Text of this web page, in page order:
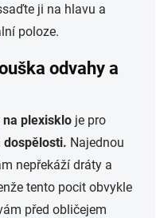
ji na hlavu a
poloze.
odvahy a
na plexisklo je pro
Najednou
nepřekáží dráty a
tento pocit obvykle
před obličejem